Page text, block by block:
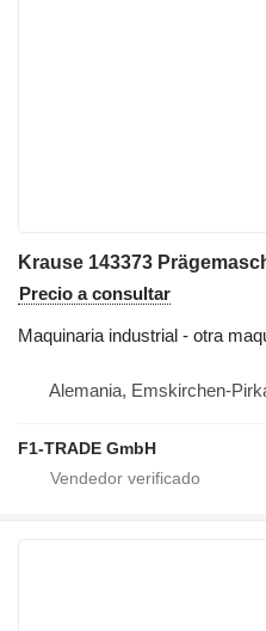
Krause 143373
Precio a consultar
Maquinaria industrial - otra
Alemania, Emskirchen-
F1-TRADE GmbH